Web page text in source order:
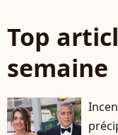
Top
semaine